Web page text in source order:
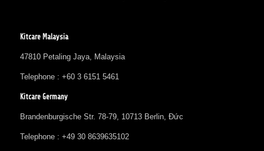
Kitcare Malaysia
47810 Petaling Jaya, Malaysia
Telephone : +60 3 6151 5461
Kitcare Germany
Brandenburgische Str. 78-79, 10713 Berlin, Đức
Telephone : +49 30 8639635102